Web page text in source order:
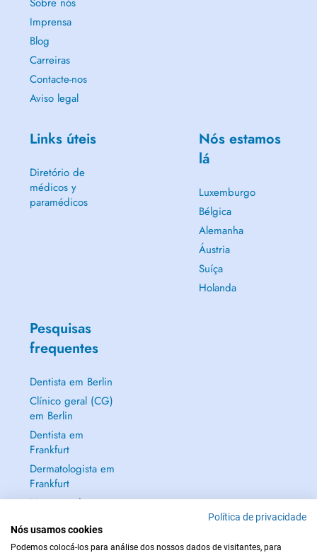
Imprensa
Blog
Carreiras
Contacte-nos
Aviso legal
Links úteis
Diretório de
médicos y
paramédicos
Nós estamos
lá
Luxemburgo
Bélgica
Alemanha
Áustria
Suíça
Holanda
Pesquisas
frequentes
Dentista em Berlin
Clínico geral (CG)
em Berlin
Dentista em
Frankfurt
Dermatologista em
Frankfurt
Mostrar tudo →
Política de privacidade
Nós usamos cookies
Podemos colocá-los para análise dos nossos dados de visitantes, para